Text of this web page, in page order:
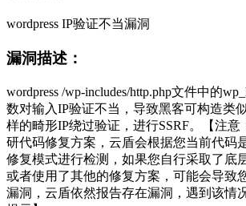
wordpress IP验证不当漏洞
漏洞描述：
wordpress /wp-includes/http.php文件中的
数对输入IP验证不当，导致黑客可构造类
样的畸形IP绕过验证，进行SSRF。【注意
研代码修复方案，云盾会根据您当前代码
修复模式进行检测，如果您自行采取了底
或者使用了其他的修复方案，可能会导致
漏洞，云盾依然报告存在漏洞，遇到该情